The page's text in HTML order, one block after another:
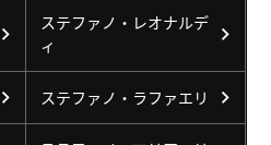
ステファノ・レオナルデ
ィ
ステファノ・ラファエリ